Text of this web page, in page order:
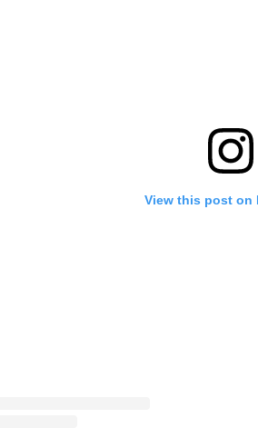
View this post on